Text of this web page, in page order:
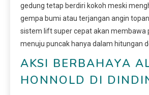
gedung tetap berdiri kokoh meski
gempa bumi atau terjangan angin topan.
sistem lift super cepat akan membawa
menuju puncak hanya dalam hitungan
AKSI BERBAHAYA
HONNOLD DI